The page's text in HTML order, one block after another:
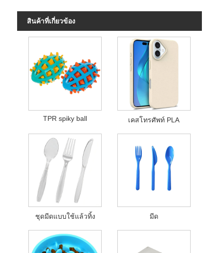
สินค้าที่เกี่ยวข้อง
TPR spiky ball เคสโทรศัพท์ PLA
ชุดมีดแบบใช้แล้วทิ้ง มีด